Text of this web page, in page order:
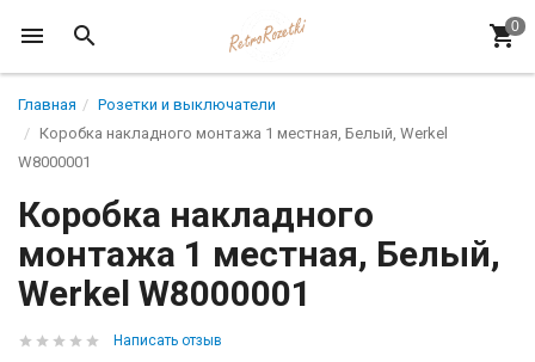
Главная
Розетки и выключатели
Коробка накладного монтажа 1 местная, Белый, Werkel
W8000001
Коробка накладного
монтажа 1 местная, Белый,
Werkel W8000001
Написать отзыв